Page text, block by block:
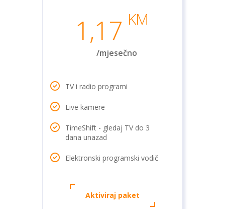
1,17 KM
/mjesečno
TV i radio programi
Live kamere
TimeShift - gledaj TV do 3
dana unazad
Elektronski programski vodič
Aktiviraj paket